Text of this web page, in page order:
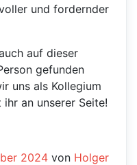
und fordernder
auf dieser
gefunden
uns als Kollegium
an unserer Seite!
2024 von Holger